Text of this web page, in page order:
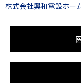
株式会社興和電設ホー